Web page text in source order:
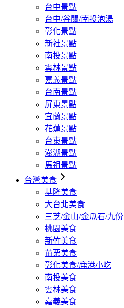
台中景點
台中/谷關/南投泡湯
彰化景點
新社景點
南投景點
雲林景點
嘉義景點
台南景點
屏東景點
宜蘭景點
花蓮景點
台東景點
澎湖景點
馬祖景點
台灣美食
基隆美食
大台北美食
三芝/金山/金瓜石/九份
桃園美食
新竹美食
苗栗美食
彰化美食/鹿港小吃
南投美食
雲林美食
嘉義美食